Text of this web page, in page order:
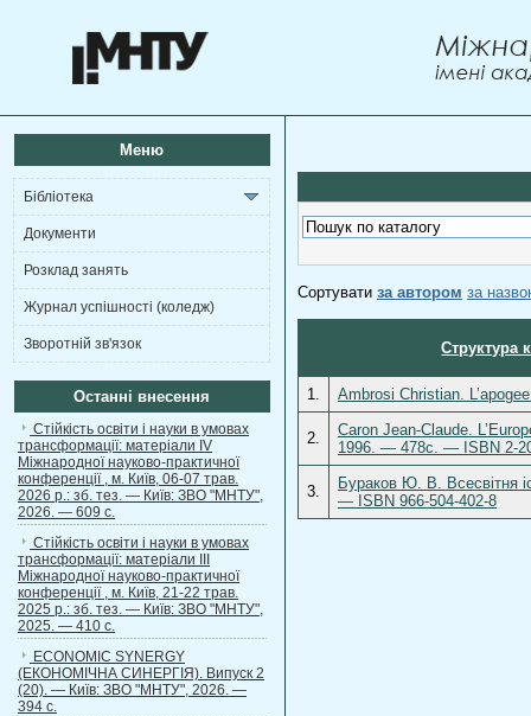
Меню
Бібліотека
Документи
Розклад занять
Журнал успішності (коледж)
Зворотній зв'язок
Останні внесення
Стійкість освіти і науки в умовах
трансформації: матеріали ІV
Міжнародної науково-практичної
конференції , м. Київ, 06-07 трав.
2026 р.: зб. тез. — Київ: ЗВО "МНТУ",
2026. — 609 с.
Стійкість освіти і науки в умовах
трансформації: матеріали ІІІ
Міжнародної науково-практичної
конференції , м. Київ, 21-22 трав.
2025 р.: зб. тез. — Київ: ЗВО "МНТУ",
2025. — 410 с.
ECONOMIC SYNERGY
(ЕКОНОМІЧНА СИНЕРГІЯ). Випуск 2
(20). — Київ: ЗВО "МНТУ", 2026. —
394 с.
Сортувати за автором за
Структура
1. Ambrosi Christian.
2.
Caron Jean-Claude.
1996. — 478с. — ISBN 2-
3.
Бураков Ю. В. Всесвітня
— ISBN 966-504-402-8